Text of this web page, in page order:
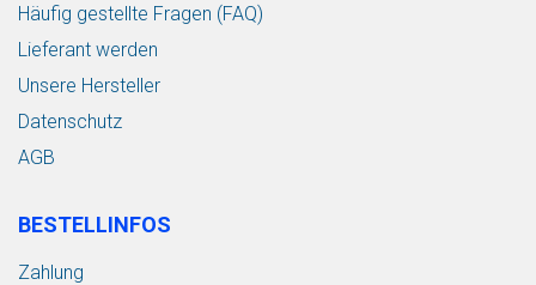
Häufig gestellte Fragen (FAQ)
Lieferant werden
Unsere Hersteller
Datenschutz
AGB
BESTELLINFOS
Zahlung